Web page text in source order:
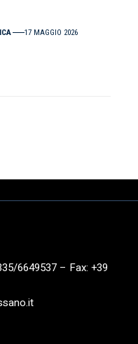
17 MAGGIO 2026
6649537 – Fax: +39